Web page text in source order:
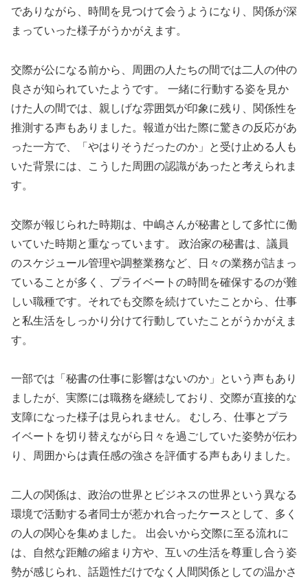
でありながら、時間を見つけて会うようになり、関係が深
まっていった様子がうかがえます。
交際が公になる前から、周囲の人たちの間では二人の仲の
良さが知られていたようです。 一緒に行動する姿を見か
けた人の間では、親しげな雰囲気が印象に残り、関係性を
推測する声もありました。報道が出た際に驚きの反応があ
った一方で、「やはりそうだったのか」と受け止める人も
いた背景には、こうした周囲の認識があったと考えられま
す。
交際が報じられた時期は、中嶋さんが秘書として多忙に働
いていた時期と重なっています。 政治家の秘書は、議員
のスケジュール管理や調整業務など、日々の業務が詰まっ
ていることが多く、プライベートの時間を確保するのが難
しい職種です。それでも交際を続けていたことから、仕事
と私生活をしっかり分けて行動していたことがうかがえま
す。
一部では「秘書の仕事に影響はないのか」という声もあり
ましたが、実際には職務を継続しており、交際が直接的な
支障になった様子は見られません。 むしろ、仕事とプラ
イベートを切り替えながら日々を過ごしていた姿勢が伝わ
り、周囲からは責任感の強さを評価する声もありました。
二人の関係は、政治の世界とビジネスの世界という異なる
環境で活動する者同士が惹かれ合ったケースとして、多く
の人の関心を集めました。 出会いから交際に至る流れに
は、自然な距離の縮まり方や、互いの生活を尊重し合う姿
勢が感じられ、話題性だけでなく人間関係としての温かさ